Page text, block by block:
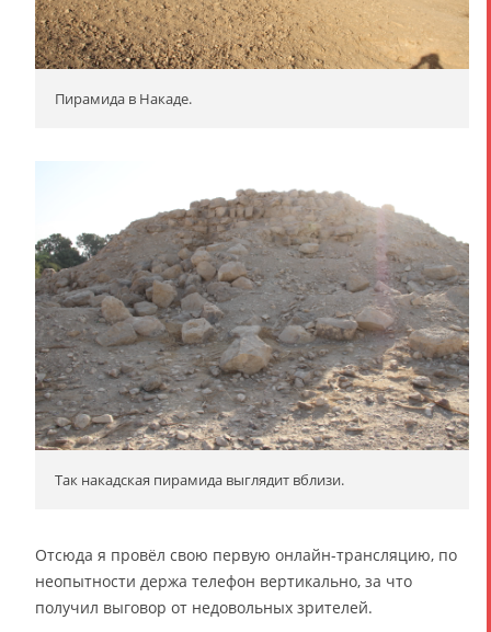
Пирамида в Накаде.
Так накадская пирамида выглядит вблизи.
Отсюда я провёл свою первую онлайн-трансляцию, по
неопытности держа телефон вертикально, за что
получил выговор от недовольных зрителей.